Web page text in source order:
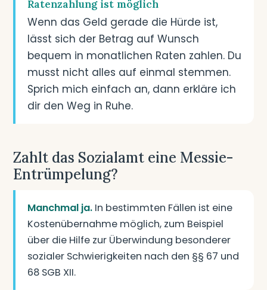
Ratenzahlung ist möglich
Wenn das Geld gerade die Hürde ist,
lässt sich der Betrag auf Wunsch
bequem in monatlichen Raten zahlen. Du
musst nicht alles auf einmal stemmen.
Sprich mich einfach an, dann erkläre ich
dir den Weg in Ruhe.
Zahlt das Sozialamt eine Messie-
Entrümpelung?
Manchmal ja. In bestimmten Fällen ist eine
Kostenübernahme möglich, zum Beispiel
über die Hilfe zur Überwindung besonderer
sozialer Schwierigkeiten nach den §§ 67 und
68 SGB XII.